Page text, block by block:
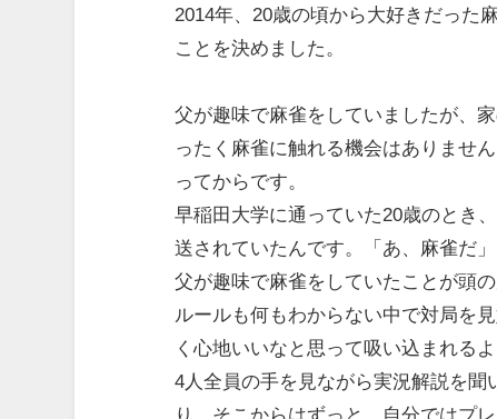
2014年、20歳の頃から大好きだった
ことを決めました。
父が趣味で麻雀をしていましたが、
ったく麻雀に触れる機会はありませ
ってからです。
早稲田大学に通っていた20歳のとき
送されていたんです。「あ、麻雀だ
父が趣味で麻雀をしていたことが頭
ルールも何もわからない中で対局を
く心地いいなと思って吸い込まれる
4人全員の手を見ながら実況解説を
り、そこからはずっと、自分ではプ